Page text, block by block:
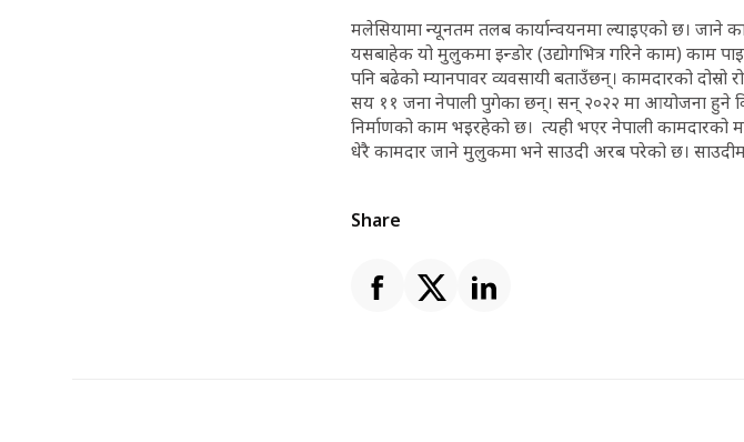
मलेसियामा न्यूनतम तलब कार्यान्वयनमा ल्याइएको छ। जाने
यसबाहेक यो मुलुकमा इन्डोर (उद्योगभित्र गरिने काम) काम
पनि बढेको म्यानपावर व्यवसायी बताउँछन्। कामदारको
सय ११ जना नेपाली पुगेका छन्। सन् २०२२ मा आयोजना हुने
निर्माणको काम भइरहेको छ। त्यही भएर नेपाली कामदारको
धेरै कामदार जाने मुलुकमा भने साउदी अरब परेको छ।
Share